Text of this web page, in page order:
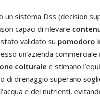
un sistema Dss (decision
capaci di rilevare
validato su pomodoro
un’azienda
colturale e stimano
o di drenaggio superano
e dei nutrienti,